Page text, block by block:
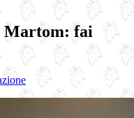
Martom: fai